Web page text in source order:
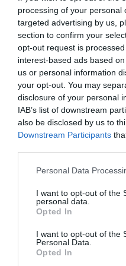
processing of your personal
targeted advertising by us,
section to confirm your
opt-out request is
interest-based ads based
us or personal information
your opt-out. You may
disclosure of your personal
IAB’s list of downstream
also be disclosed by us to
Downstream Participants
Personal Data
I want to opt-out of the
personal data.
Opted In
I want to opt-out of the
Personal Data.
Opted In
conlleva una disminución
pacientes”, indicó el
“se asocia con una
prescrito y,
riesgo de hospitalización
sanitarios, con el
tratamiento de patologías
sistema sanitario”,
Farmacia
conocimiento
paciente
de la atención a los
los temas centrales de
hospitalaria tiene que
y colaborativa con el fin